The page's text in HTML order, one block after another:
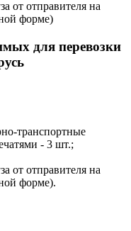
от отправителя на
форме)
для перевозки
транспортные
- 3 шт.;
от отправителя на
форме).